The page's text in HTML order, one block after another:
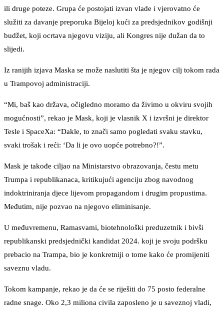
ili druge poteze. Grupa će postojati izvan vlade i vjerovatno će
služiti za davanje preporuka Bijeloj kući za predsjednikov godišnji
budžet, koji ocrtava njegovu viziju, ali Kongres nije dužan da to
slijedi.
Iz ranijih izjava Maska se može naslutiti šta je njegov cilj tokom rada
u Trampovoj administraciji.
“Mi, baš kao država, očigledno moramo da živimo u okviru svojih
mogućnosti”, rekao je Mask, koji je vlasnik X i izvršni je direktor
Tesle i SpaceXa: “Dakle, to znači samo pogledati svaku stavku,
svaki trošak i reći: ‘Da li je ovo uopće potrebno?!”.
Mask je takođe ciljao na Ministarstvo obrazovanja, čestu metu
Trumpa i republikanaca, kritikujući agenciju zbog navodnog
indoktriniranja djece lijevom propagandom i drugim propustima.
Međutim, nije pozvao na njegovo eliminisanje.
U međuvremenu, Ramasvami, biotehnološki preduzetnik i bivši
republikanski predsjednički kandidat 2024. koji je svoju podršku
prebacio na Trampa, bio je konkretniji o tome kako će promijeniti
saveznu vladu.
Tokom kampanje, rekao je da će se riješiti do 75 posto federalne
radne snage. Oko 2,3 miliona civila zaposleno je u saveznoj vladi,